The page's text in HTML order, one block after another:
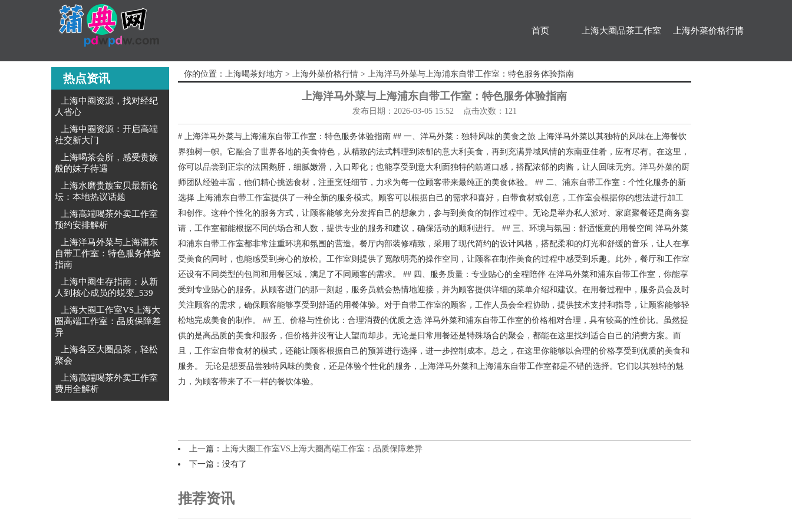
首页 上海大圈品茶工作室 上海外菜价格行情
热点资讯
上海中圈资源，找对经纪
人省心
上海中圈资源：开启高端
社交新大门
上海喝茶会所，感受贵族
般的妹子待遇
上海水磨贵族宝贝最新论
坛：本地热议话题
‌上海高端喝茶外卖工作室
预约安排解析‌
上海洋马外菜与上海浦东
自带工作室：特色服务体验
指南
上海中圈生存指南：从新
人到核心成员的蜕变_539
上海大圈工作室VS上海大
圈高端工作室：品质保障差
异
上海各区大圈品茶，轻松
聚会
‌上海高端喝茶外卖工作室
费用全解析‌
你的位置： 上海喝茶好地方 > 上海外菜价格行情 > 上海洋马外菜与上海浦东自带工作室：特色服务体验指南
上海洋马外菜与上海浦东自带工作室：特色服务体验指南
发布日期：2026-03-05 15:52 点击次数：121
# 上海洋马外菜与上海浦东自带工作室：特色服务体验指南 ## 一、洋马外菜：独特风味的美食之旅 上海洋马外菜以其独特的风味在上海餐饮
界独树一帜。它融合了世界各地的美食特色，从精致的法式料理到浓郁的意大利美食，再到充满异域风情的东南亚佳肴，应有尽有。在这里，
你可以品尝到正宗的法国鹅肝，细腻嫩滑，入口即化；也能享受到意大利面独特的筋道口感，搭配浓郁的肉酱，让人回味无穷。洋马外菜的厨
师团队经验丰富，他们精心挑选食材，注重烹饪细节，力求为每一位顾客带来最纯正的美食体验。 ## 二、浦东自带工作室：个性化服务的新
选择 上海浦东自带工作室提供了一种全新的服务模式。顾客可以根据自己的需求和喜好，自带食材或创意，工作室会根据你的想法进行加工
和创作。这种个性化的服务方式，让顾客能够充分发挥自己的想象力，参与到美食的制作过程中。无论是举办私人派对、家庭聚餐还是商务宴
请，工作室都能根据不同的场合和人数，提供专业的服务和建议，确保活动的顺利进行。 ## 三、环境与氛围：舒适惬意的用餐空间 洋马外菜
和浦东自带工作室都非常注重环境和氛围的营造。餐厅内部装修精致，采用了现代简约的设计风格，搭配柔和的灯光和舒缓的音乐，让人在享
受美食的同时，也能感受到身心的放松。工作室则提供了宽敞明亮的操作空间，让顾客在制作美食的过程中感受到乐趣。此外，餐厅和工作室
还设有不同类型的包间和用餐区域，满足了不同顾客的需求。 ## 四、服务质量：专业贴心的全程陪伴 在洋马外菜和浦东自带工作室，你能享
受到专业贴心的服务。从顾客进门的那一刻起，服务员就会热情地迎接，并为顾客提供详细的菜单介绍和建议。在用餐过程中，服务员会及时
关注顾客的需求，确保顾客能够享受到舒适的用餐体验。对于自带工作室的顾客，工作人员会全程协助，提供技术支持和指导，让顾客能够轻
松地完成美食的制作。 ## 五、价格与性价比：合理消费的优质之选 洋马外菜和浦东自带工作室的价格相对合理，具有较高的性价比。虽然提
供的是高品质的美食和服务，但价格并没有让人望而却步。无论是日常用餐还是特殊场合的聚会，都能在这里找到适合自己的消费方案。而
且，工作室自带食材的模式，还能让顾客根据自己的预算进行选择，进一步控制成本。总之，在这里你能够以合理的价格享受到优质的美食和
服务。 无论是想要品尝独特风味的美食，还是体验个性化的服务，上海洋马外菜和上海浦东自带工作室都是不错的选择。它们以其独特的魅
力，为顾客带来了不一样的餐饮体验。
上一篇： 上海大圈工作室VS上海大圈高端工作室：品质保障差异
下一篇：没有了
推荐资讯